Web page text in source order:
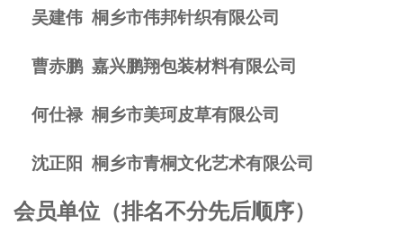
吴建伟 桐乡市伟邦针织有限公司
曹赤鹏 嘉兴鹏翔包装材料有限公司
何仕禄 桐乡市美珂皮草有限公司
沈正阳 桐乡市青桐文化艺术有限公司
会员单位（排名不分先后顺序）